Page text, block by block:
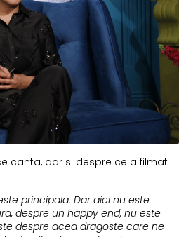
canta, dar si despre ce a filmat
principala. Dar aici nu este
despre un happy end, nu este
despre acea dragoste care ne